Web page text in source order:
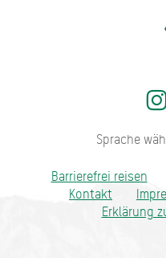
Sprache
Barrierefrei reisen
Kontakt
Erklärung